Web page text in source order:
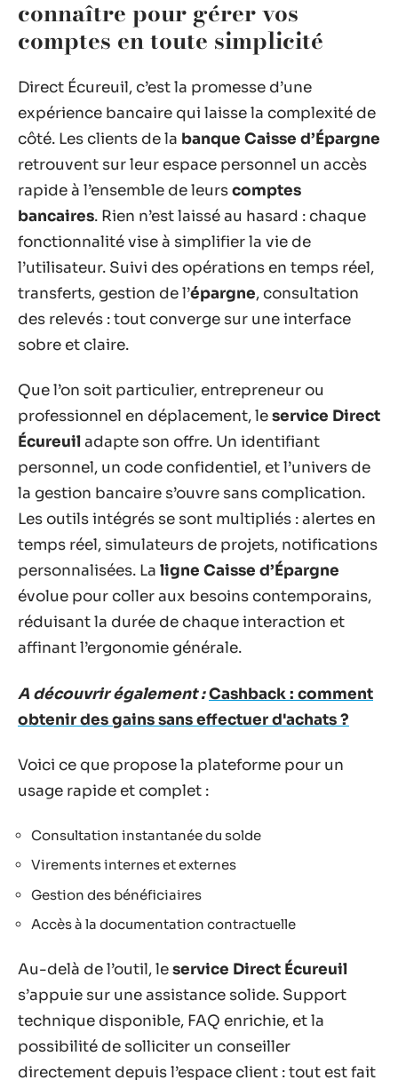
connaître pour gérer vos
comptes en toute simplicité
Direct Écureuil, c’est la promesse d’une
expérience bancaire qui laisse la complexité de
côté. Les clients de la banque Caisse d’Épargne
retrouvent sur leur espace personnel un accès
rapide à l’ensemble de leurscomptes
bancaires. Rien n’est laissé au hasard : chaque
fonctionnalité vise à simplifier la vie de
l’utilisateur. Suivi des opérations en temps réel,
transferts, gestion de l’épargne, consultation
des relevés : tout converge sur une interface
sobre et claire.
Que l’on soit particulier, entrepreneur ou
professionnel en déplacement, leservice Direct
Écureuiladapte son offre. Un identifiant
personnel, un code confidentiel, et l’univers de
la gestion bancaire s’ouvre sans complication.
Les outils intégrés se sont multipliés : alertes en
temps réel, simulateurs de projets, notifications
personnalisées. La ligne Caisse d’Épargne
évolue pour coller aux besoins contemporains,
réduisant la durée de chaque interaction et
affinant l’ergonomie générale.
A découvrir également :Cashback : comment
obtenir des gains sans effectuer d'achats ?
Voici ce que propose la plateforme pour un
usage rapide et complet :
Consultation instantanée du solde
Virements internes et externes
Gestion des bénéficiaires
Accès à la documentation contractuelle
Au-delà de l’outil, leservice Direct Écureuil
s’appuie sur une assistance solide. Support
technique disponible, FAQ enrichie, et la
possibilité de solliciter un conseiller
directement depuis l’espace client : tout est fait